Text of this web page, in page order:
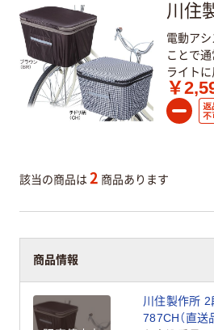
川住
電動ア
ことで
ライト
￥
該当の商品は 2 商品あります
商品情報
川住製作所 2
787CH（直送